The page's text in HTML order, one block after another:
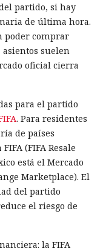
partido, si hay
de última hora.
poder comprar
suelen
oficial cierra
para el partido
. Para residentes
de países
(FIFA Resale
está el Mercado
Marketplace). El
del partido
el riesgo de
la FIFA